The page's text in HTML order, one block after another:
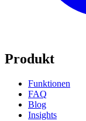
Produkt
Funktionen
FAQ
Blog
Insights